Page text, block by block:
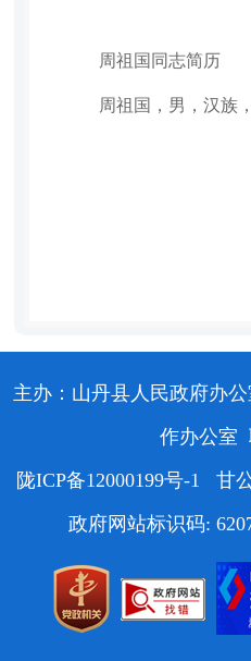
周祖国同志简历
周祖国，男，汉族
主办：山丹县人民政府办公
作办公室
陇ICP备12000199号-1
甘
政府网站标识码: